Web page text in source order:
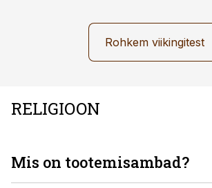
Rohkem viikingitest
RELIGIOON
Mis on tootemisambad?